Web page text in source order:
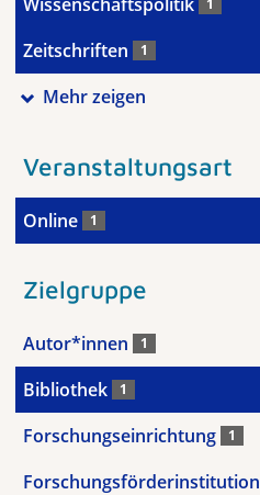
1
Zeitschriften 1
Mehr zeigen
Veranstaltungsart
Online 1
Zielgruppe
Autor*innen 1
Bibliothek 1
Forschungseinrichtung 1
Forschungsförderinstitution